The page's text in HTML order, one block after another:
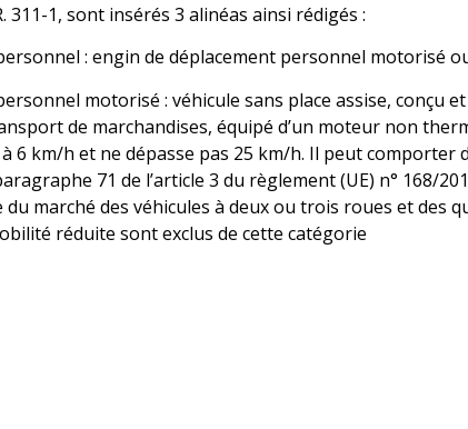
311-1, sont insérés 3 alinéas ainsi rédigés :
: engin de déplacement personnel motorisé
motorisé : véhicule sans place assise,
de marchandises, équipé d’un moteur non
6 km/h et ne dépasse pas 25 km/h. Il peut comporter
71 de l’article 3 du règlement (UE) n° 168/
marché des véhicules à deux ou trois roues et des
réduite sont exclus de cette catégorie